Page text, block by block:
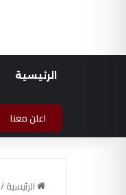
الرئيسية
اعلن معنا
الرئيسية/